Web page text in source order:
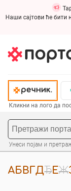
Наши сајтови ће бити
Кликни на лого да
Унеси појам и
АБВГ ДЂЕЖ